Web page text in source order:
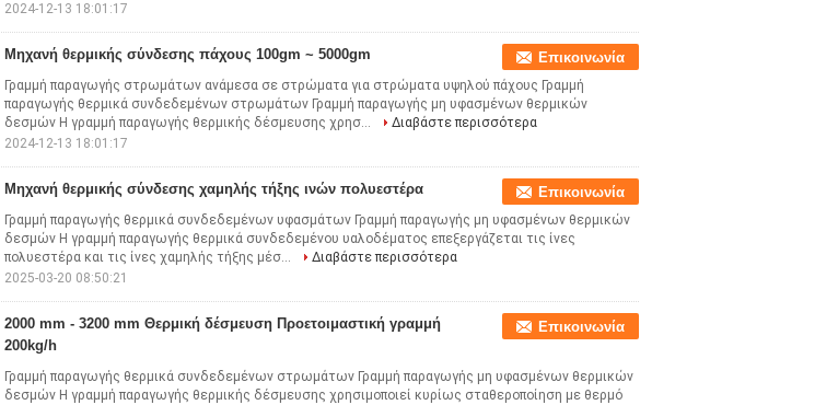
2024-12-13 18:01:17
Μηχανή θερμικής σύνδεσης πάχους 100gm ~ 5000gm Επικοινωνία
Γραμμή παραγωγής στρωμάτων ανάμεσα σε στρώματα για στρώματα υψηλού πάχους Γραμμή
παραγωγής θερμικά συνδεδεμένων στρωμάτων Γραμμή παραγωγής μη υφασμένων θερμικών
δεσμών Η γραμμή παραγωγής θερμικής δέσμευσης χρησ...
Διαβάστε περισσότερα
2024-12-13 18:01:17
Μηχανή θερμικής σύνδεσης χαμηλής τήξης ινών πολυεστέρα Επικοινωνία
Γραμμή παραγωγής θερμικά συνδεδεμένων υφασμάτων Γραμμή παραγωγής μη υφασμένων θερμικών
δεσμών Η γραμμή παραγωγής θερμικά συνδεδεμένου υαλοδέματος επεξεργάζεται τις ίνες
πολυεστέρα και τις ίνες χαμηλής τήξης μέσ...
Διαβάστε περισσότερα
2025-03-20 08:50:21
2000 mm - 3200 mm Θερμική δέσμευση Προετοιμαστική γραμμή
200kg/h
Επικοινωνία
Γραμμή παραγωγής θερμικά συνδεδεμένων στρωμάτων Γραμμή παραγωγής μη υφασμένων θερμικών
δεσμών Η γραμμή παραγωγής θερμικής δέσμευσης χρησιμοποιεί κυρίως σταθεροποίηση με θερμό